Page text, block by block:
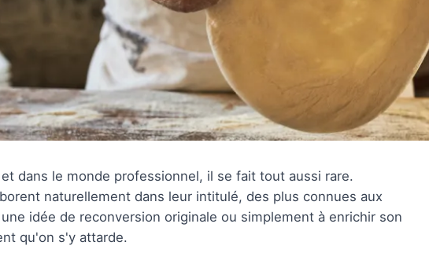
dans le monde professionnel, il se fait tout aussi rare.
naturellement dans leur intitulé, des plus connues aux
idée de reconversion originale ou simplement à enrichir son
qu'on s'y attarde.